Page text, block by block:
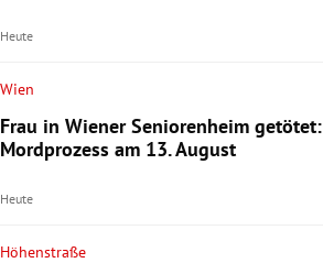
Heute
Wien
Frau in Wiener Seniorenheim getötet:
Mordprozess am 13. August
Heute
Höhenstraße